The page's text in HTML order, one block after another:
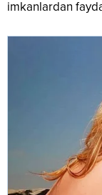
imkanlardan